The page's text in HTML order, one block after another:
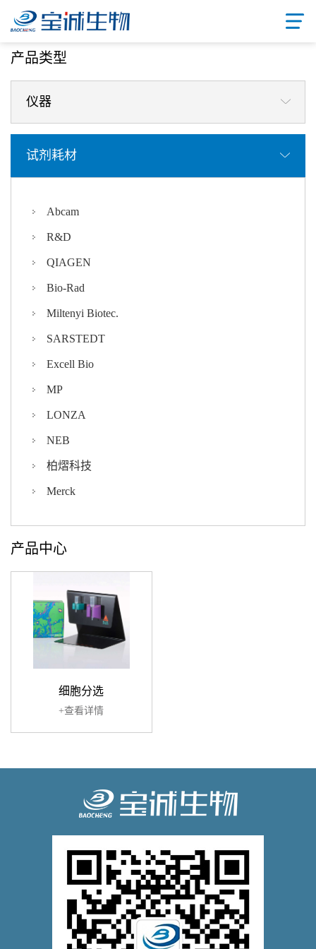
首页/ 产品中心
产品类型
仪器
试剂耗材
Abcam
R&D
QIAGEN
Bio-Rad
Miltenyi Biotec.
SARSTEDT
Excell Bio
MP
LONZA
NEB
柏熠科技
Merck
产品中心
细胞分选
+查看详情